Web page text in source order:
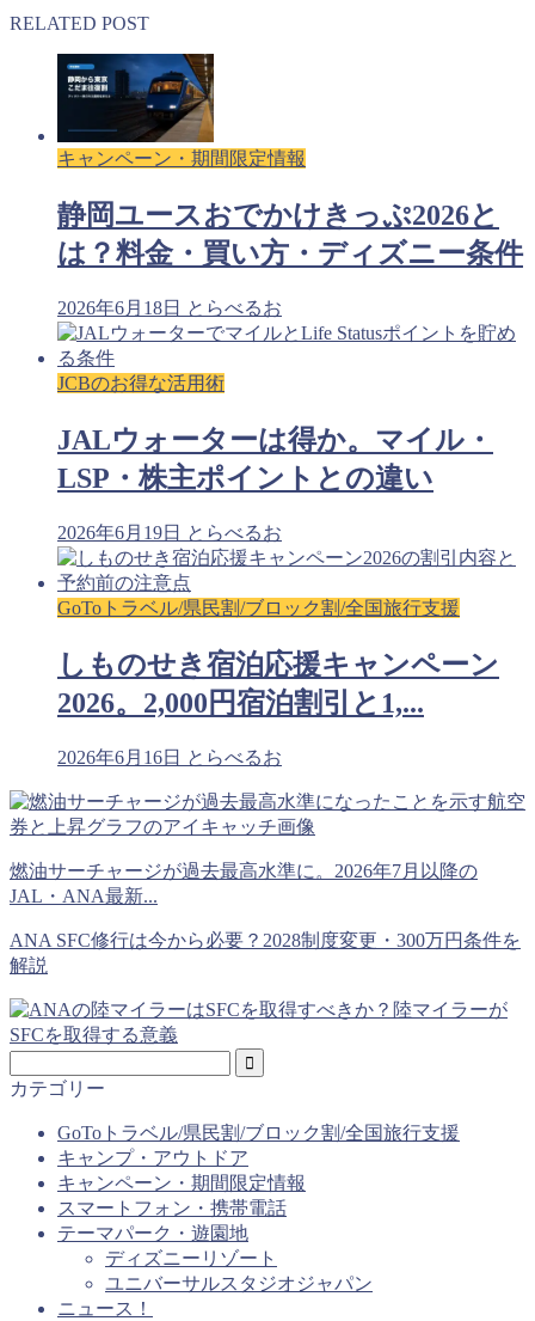
RELATED POST
キャンペーン・期間限定情報
静岡ユースおでかけきっぷ2026と
は？料金・買い方・ディズニー条件
2026年6月18日 とらべるお
JCBのお得な活用術
JALウォーターは得か。マイル・
LSP・株主ポイントとの違い
2026年6月19日 とらべるお
GoToトラベル/県民割/ブロック割/全国旅行支援
しものせき宿泊応援キャンペーン
2026。2,000円宿泊割引と1,...
2026年6月16日 とらべるお
燃油サーチャージが過去最高水準に。2026年7月以降の
JAL・ANA最新...
ANA SFC修行は今から必要？2028制度変更・300万円条件を
解説
カテゴリー
GoToトラベル/県民割/ブロック割/全国旅行支援
キャンプ・アウトドア
キャンペーン・期間限定情報
スマートフォン・携帯電話
テーマパーク・遊園地
ディズニーリゾート
ユニバーサルスタジオジャパン
ニュース！